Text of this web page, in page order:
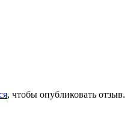
, чтобы опубликовать отзыв.